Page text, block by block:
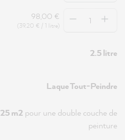
98,00 €
(39,20 € / 1 litre)
2.5 litre
Laque Tout-Peindre
25 m2 pour une double couche de
peinture